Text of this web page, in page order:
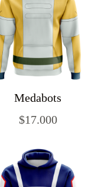
Medabots
$17.000